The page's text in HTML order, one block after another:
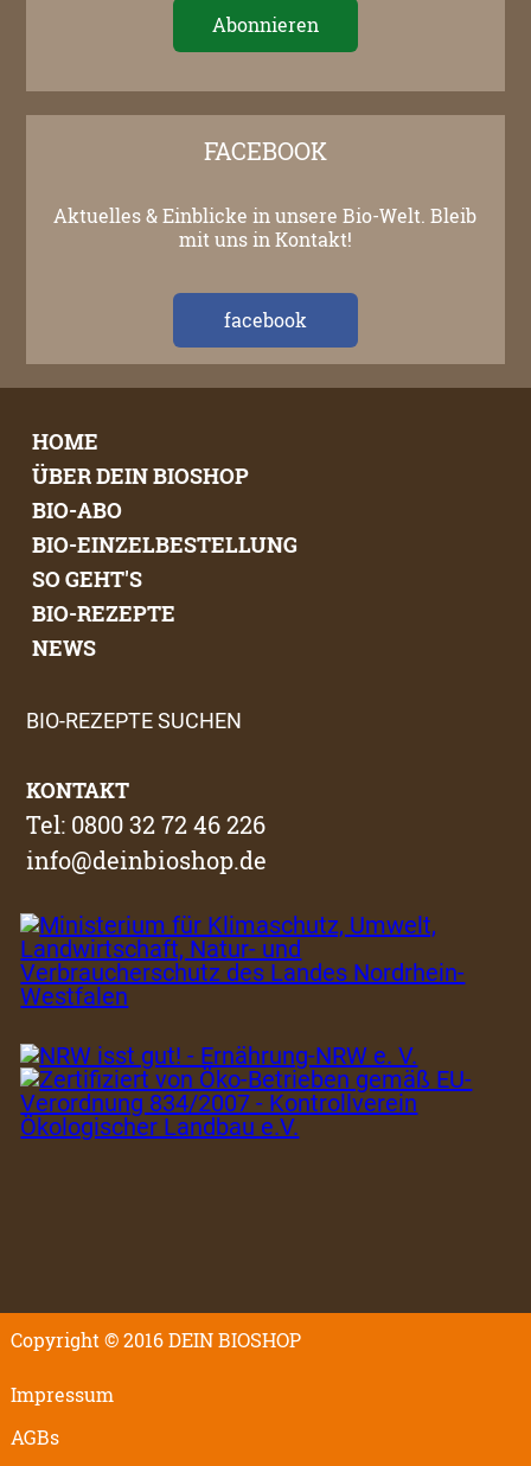
FACEBOOK
Aktuelles & Einblicke in unsere Bio-Welt. Bleib
mit uns in Kontakt!
facebook
HOME
ÜBER DEIN BIOSHOP
BIO-ABO
BIO-EINZELBESTELLUNG
SO GEHT'S
BIO-REZEPTE
NEWS
BIO-REZEPTE SUCHEN
KONTAKT
Tel: 0800 32 72 46 226
info@deinbioshop.de
Copyright © 2016 DEIN BIOSHOP
Impressum
AGBs